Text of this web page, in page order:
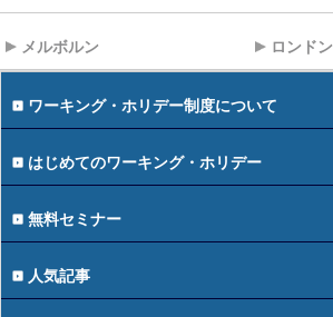
メルボルン ロンドン
ワーキング・ホリデー制度について
はじめてのワーキング・ホリデー
無料セミナー
人気記事